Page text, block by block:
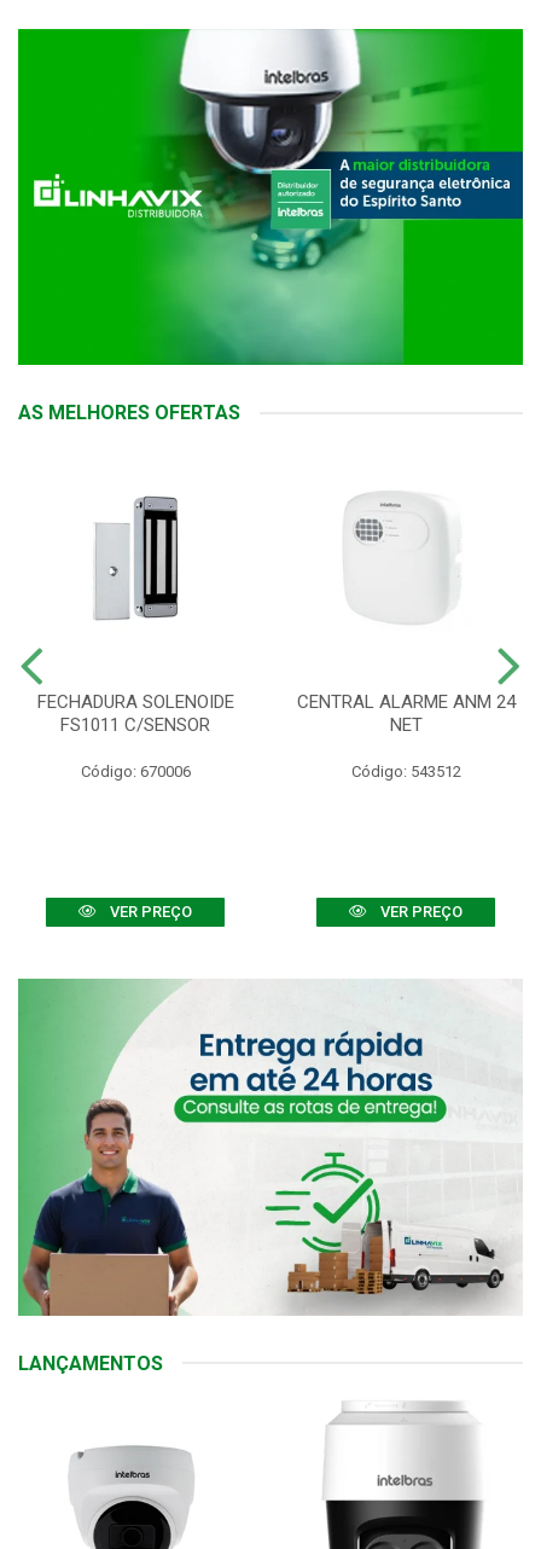
AS MELHORES OFERTAS
FECHADURA SOLENOIDE
FS1011 C/SENSOR
Código: 670006
VER PREÇO
CENTRAL ALARME ANM 24
NET
Código: 543512
VER PREÇO
LANÇAMENTOS